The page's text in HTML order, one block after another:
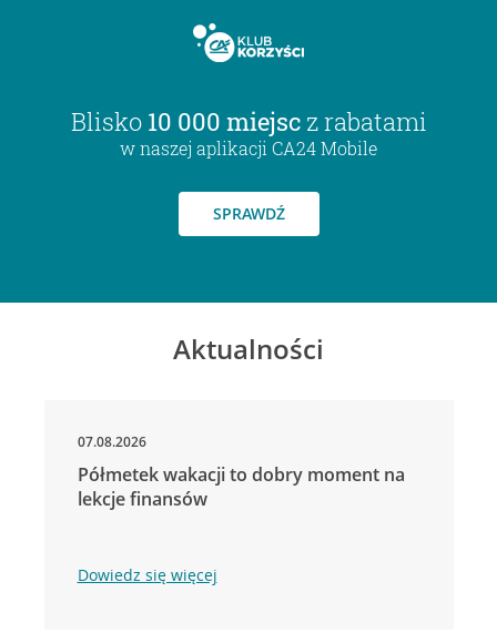
Blisko 10 000 miejsc z rabatami
w naszej aplikacji CA24 Mobile
SPRAWDŹ
Aktualności
07.08.2026
Półmetek wakacji to dobry moment na
lekcje finansów
Dowiedz się więcej